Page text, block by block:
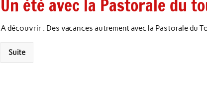
Un été avec la Pastorale du
A découvrir : Des vacances autrement avec la Pastorale du
Suite